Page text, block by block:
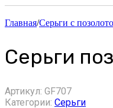
Главная/Серьги с
Серьги
Артикул: GF707
Категории: Серьги